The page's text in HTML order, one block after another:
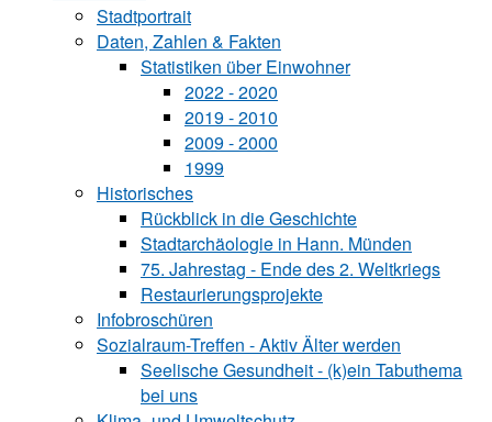
Stadtportrait
Daten, Zahlen & Fakten
Statistiken über Ein‍woh‍ner
2022 - 2020
2019 - 2010
2009 - 2000
1999
Historisches
Rückblick in die Geschichte
Stadtarchäologie in Hann. Münden
75. Jahrestag - Ende des 2. Weltkriegs
Restaurierungsprojekte
Infobroschüren
Sozialraum-Treffen - Aktiv Älter werden
Seelische Gesundheit - (k)ein Tabuthema
bei uns